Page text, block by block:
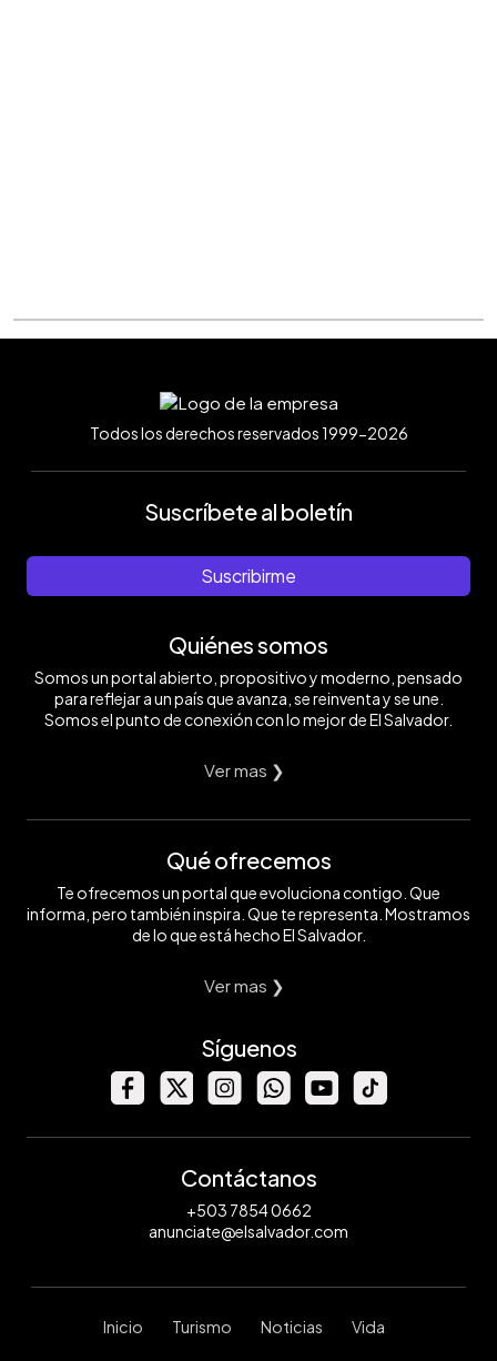
Todos los derechos reservados 1999-2026
Suscríbete al boletín
Suscribirme
Quiénes somos
Somos un portal abierto, propositivo y moderno, pensado
para reflejar a un país que avanza, se reinventa y se une.
Somos el punto de conexión con lo mejor de El Salvador.
Ver mas ❯
Qué ofrecemos
Te ofrecemos un portal que evoluciona contigo. Que
informa, pero también inspira. Que te representa. Mostramos
de lo que está hecho El Salvador.
Ver mas ❯
Síguenos
Contáctanos
+503 7854 0662
anunciate@elsalvador.com
Inicio Turismo Noticias Vida